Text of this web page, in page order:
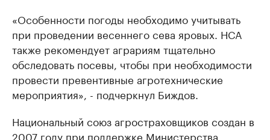
«Особенности погоды необходимо учитывать
при проведении весеннего сева яровых. НСА
также рекомендует аграриям тщательно
обследовать посевы, чтобы при необходимости
провести превентивные агротехнические
мероприятия», - подчеркнул Биждов.
Национальный союз агростраховщиков создан в
2007 году при поддержке Министерства